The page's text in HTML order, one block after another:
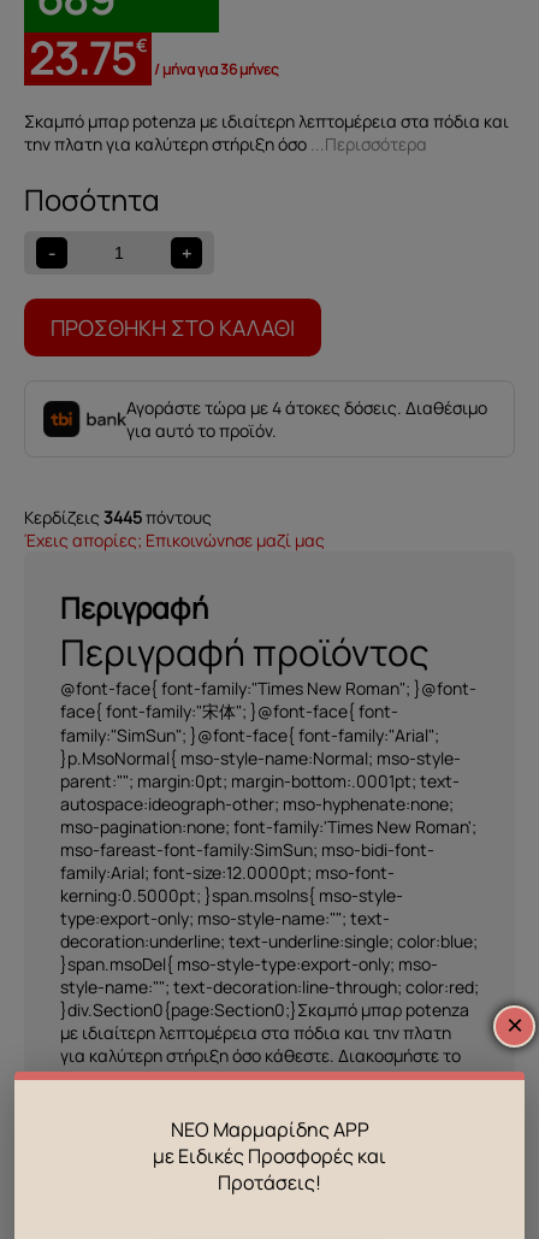
23.75€
/ μήνα για 36 μήνες
Σκαμπό μπαρ potenza με ιδιαίτερη λεπτομέρεια στα πόδια και
την πλατη για καλύτερη στήριξη όσο ...Περισσότερα
-
Σκαμπό
Bar
POTENZA
+
ΠΡΟΣΘΉΚΗ ΣΤΟ ΚΑΛΆΘΙ
Αγοράστε τώρα με 4 άτοκες δόσεις. Διαθέσιμο
για αυτό το προϊόν.
Κερδίζεις 3445πόντους
Έχεις απορίες; Επικοινώνησε μαζί μας
Περιγραφή
Περιγραφή προϊόντος
@font-face{ font-family:"Times New Roman"; }@font-
face{ font-family:"宋体"; }@font-face{ font-
family:"SimSun"; }@font-face{ font-family:"Arial";
}p.MsoNormal{ mso-style-name:Normal; mso-style-
parent:""; margin:0pt; margin-bottom:.0001pt; text-
autospace:ideograph-other; mso-hyphenate:none;
mso-pagination:none; font-family:'Times New Roman';
mso-fareast-font-family:SimSun; mso-bidi-font-
family:Arial; font-size:12.0000pt; mso-font-
kerning:0.5000pt; }span.msoIns{ mso-style-
type:export-only; mso-style-name:""; text-
decoration:underline; text-underline:single; color:blue;
}span.msoDel{ mso-style-type:export-only; mso-
style-name:""; text-decoration:line-through; color:red;
}div.Section0{page:Section0;}Σκαμπό μπαρ potenza
με ιδιαίτερη λεπτομέρεια στα πόδια και την πλατη
για καλύτερη στήριξη όσο κάθεστε. Διακοσμήστε το
μπάρ σας με ιδιαίτερο στύλ και πολυτέλεια.
0,000 κ.
×
ΝΕΟ Μαρμαρίδης APP
με Ειδικές Προσφορές και
Προτάσεις!